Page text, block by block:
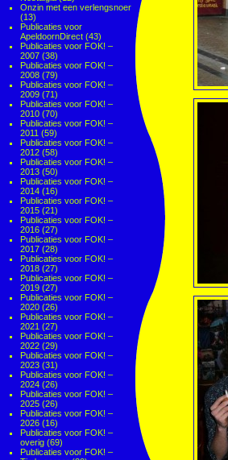
Onzin met een verlengsnoer
(13)
Publicaties voor
ApeldoornDirect (43)
Publicaties voor FOK! –
2007 (38)
Publicaties voor FOK! –
2008 (79)
Publicaties voor FOK! –
2009 (71)
Publicaties voor FOK! –
2010 (70)
Publicaties voor FOK! –
2011 (59)
Publicaties voor FOK! –
2012 (58)
Publicaties voor FOK! –
2013 (50)
Publicaties voor FOK! –
2014 (16)
Publicaties voor FOK! –
2015 (21)
Publicaties voor FOK! –
2016 (27)
Publicaties voor FOK! –
2017 (28)
Publicaties voor FOK! –
2018 (27)
Publicaties voor FOK! –
2019 (27)
Publicaties voor FOK! –
2020 (26)
Publicaties voor FOK! –
2021 (27)
Publicaties voor FOK! –
2022 (29)
Publicaties voor FOK! –
2023 (31)
Publicaties voor FOK! –
2024 (26)
Publicaties voor FOK! –
2025 (26)
Publicaties voor FOK! –
2026 (16)
Publicaties voor FOK! –
overig (69)
Publicaties voor FOK! –